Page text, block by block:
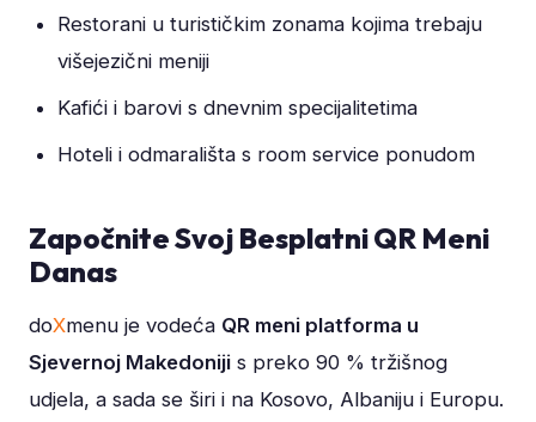
Restorani u turističkim zonama kojima trebaju
višejezični meniji
Kafići i barovi s dnevnim specijalitetima
Hoteli i odmarališta s room service ponudom
Započnite Svoj Besplatni QR Meni
Danas
doXmenu je vodeća QR meni platforma u
Sjevernoj Makedoniji s preko 90 % tržišnog
udjela, a sada se širi i na Kosovo, Albaniju i Europu.